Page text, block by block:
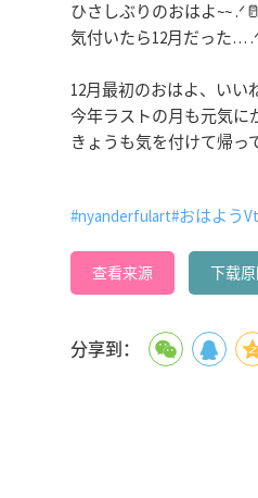
ひさしぶりのおはよ~~ .ᐟ🥛
気付いたら12月だった…
12月最初のおはよ、いい
今年ラストの月も元気に
きょうも気を付けて帰っ
#nyanderfulart#おはよう
查看来源 下载
分享到：